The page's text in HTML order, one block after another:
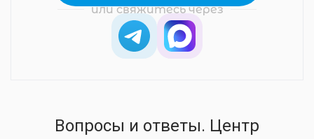
или свяжитесь через
Телеграм Max
Вопросы и ответы. Центр